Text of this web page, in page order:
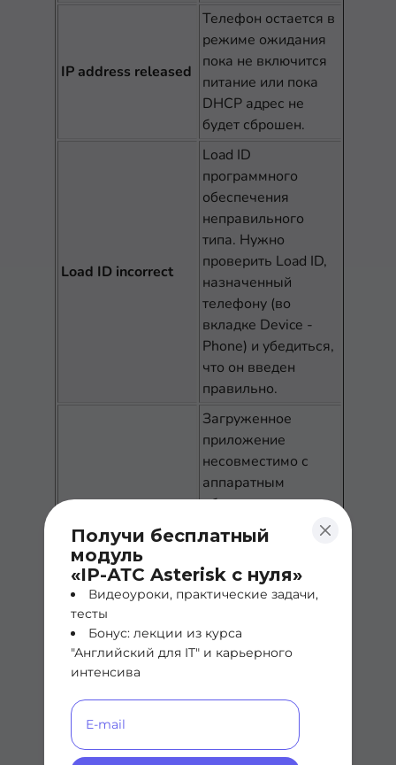
Получи бесплатный
модуль
«IP-АТС Asterisk с нуля»
Видеоуроки, практические задачи,
тесты
Бонус: лекции из курса
"Английский для IT" и карьерного
интенсива
IP address released
Телефон остается в
режиме ожидания
пока не включится
питание или пока
DHCP адрес не
будет сброшен.
Load ID incorrect
Load ID
программного
обеспечения
неправильного
типа. Нужно
проверить Load ID,
назначенный
телефону (во
вкладке Device -
Phone) и убедиться,
что он введен
правильно.
Load rejected HC
Загруженное
приложение
несовместимо с
аппаратным
обеспечением
телефона. Эта
ошибка возникает,
когда происходит
попытка установить
версию ПО, которое
не поддерживает
изменения на этом
В DHCP или